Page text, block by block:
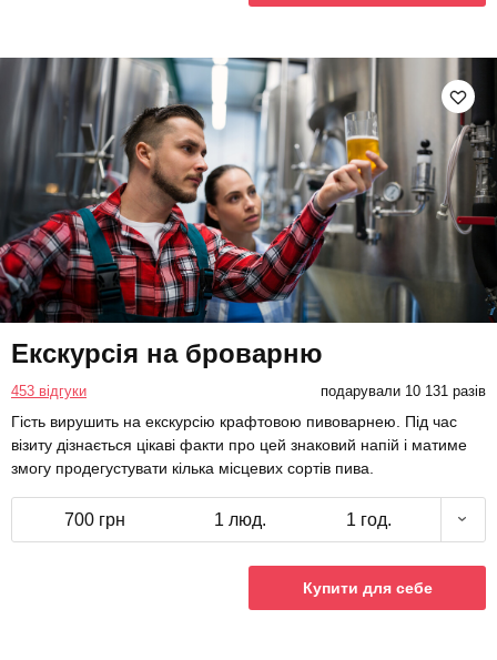
Екскурсія на броварню
453 відгуки подарували 10 131 разів
Гість вирушить на екскурсію крафтовою пивоварнею. Під час
візиту дізнається цікаві факти про цей знаковий напій і матиме
змогу продегустувати кілька місцевих сортів пива.
700 грн 1 люд. 1 год.
Купити для себе